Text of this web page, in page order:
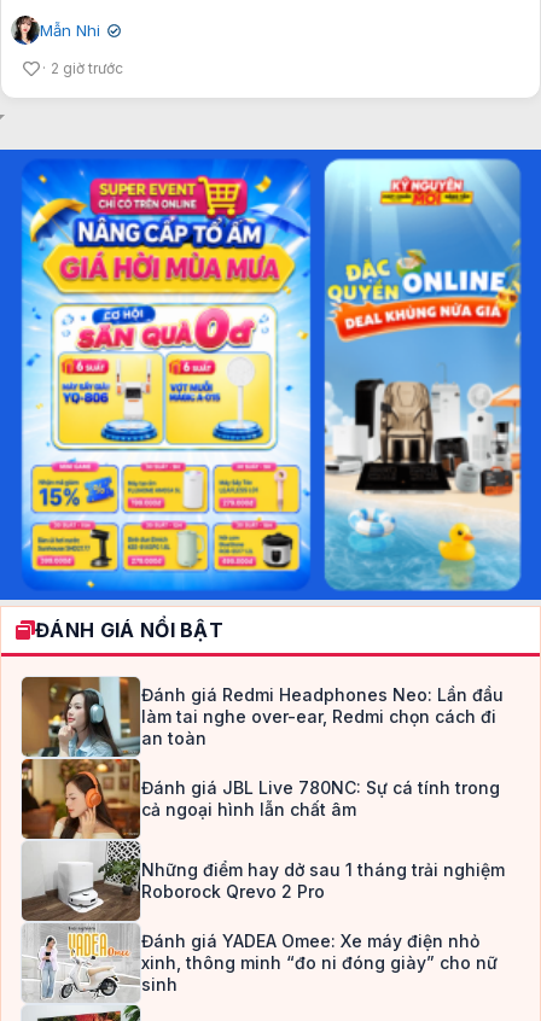
Mẫn Nhi ✔
2 giờ trước
ĐÁNH GIÁ NỔI BẬT
Đánh giá Redmi Headphones Neo: Lần đầu
làm tai nghe over-ear, Redmi chọn cách đi
an toàn
Đánh giá JBL Live 780NC: Sự cá tính trong
cả ngoại hình lẫn chất âm
Những điểm hay dở sau 1 tháng trải nghiệm
Roborock Qrevo 2 Pro
Đánh giá YADEA Omee: Xe máy điện nhỏ
xinh, thông minh “đo ni đóng giày” cho nữ
sinh